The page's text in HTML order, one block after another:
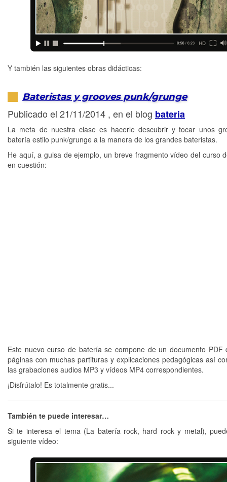
Y también las siguientes obras didácticas:
Bateristas y grooves punk/grunge
Publicado el 21/11/2014 , en el blog bateria
La meta de nuestra clase es hacerle descubrir y tocar unos
batería estilo punk/grunge a la manera de los grandes bateristas.
He aquí, a guisa de ejemplo, un breve fragmento vídeo del curso
en cuestión:
Este nuevo curso de batería se compone de un documento PDF
páginas con muchas partituras y explicaciones pedagógicas así
las grabaciones audios MP3 y vídeos MP4 correspondientes.
¡Disfrútalo! Es totalmente gratis...
También te puede interesar…
Si te interesa el tema (La batería rock, hard rock y metal),
siguiente vídeo: